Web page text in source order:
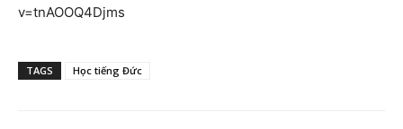
v=tnAOOQ4Djms
TAGS Học tiếng Đức